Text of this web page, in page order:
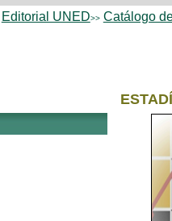
Editorial UNED>> Catálogo